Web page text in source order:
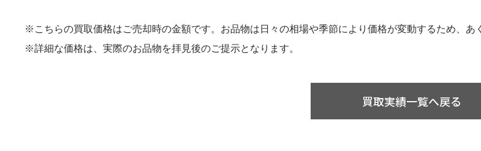
※こちらの買取価格はご売却時の金額です。お品物は日々の相場や季節により価格が変動するため、あ
※詳細な価格は、実際のお品物を拝見後のご提示となります。
買取実績一覧へ戻る